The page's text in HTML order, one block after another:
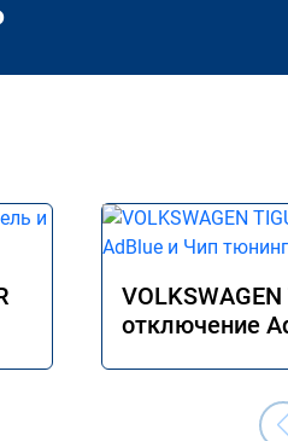
отключение